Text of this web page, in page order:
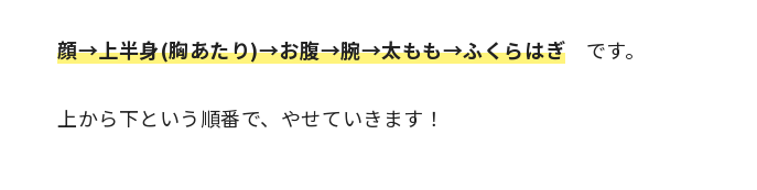
顔→上半身(胸あたり)→お腹→腕→太もも→ふくらはぎ です。
上から下という順番で、やせていきます！